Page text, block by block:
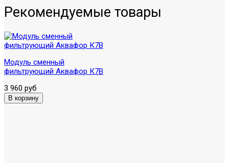
Рекомендуемые товары
Модуль сменный
фильтрующий Аквафор К7В
3 960 руб